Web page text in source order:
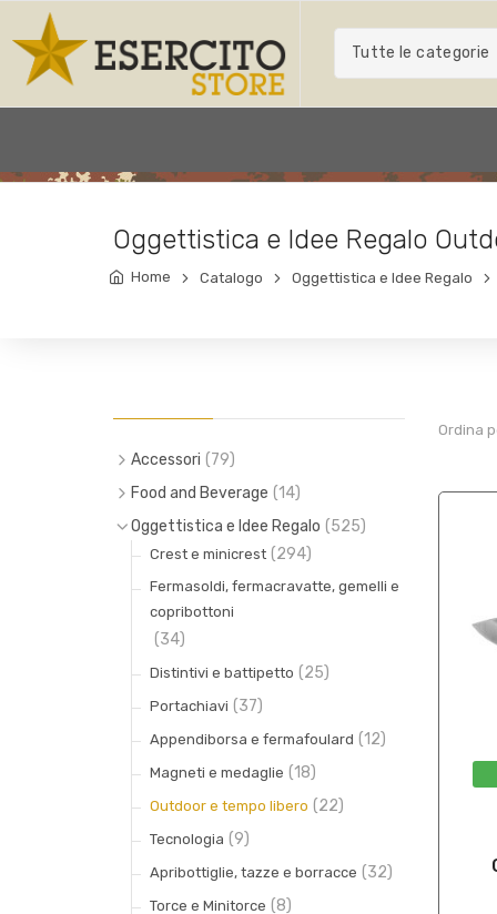
Tutte le categorie
Oggettistica e Idee Regalo
Home Catalogo Oggettistica e Idee Regalo
Accessori (79)
Piccola pelletteria (6)
Zaini e shopper (30)
Valigeria, borse e borsoni
Borse portadocumenti (5)
Portapenne e portamonete
Trousse e necessaire
Food and Beverage (14)
Cioccolato (9)
Biscotti (0)
Panettoni e colombe (0)
Liquori (2)
Oggettistica e Idee Regalo (525)
Crest e minicrest (294)
Fermasoldi, fermacravatte, gemelli e
copribottoni
(34)
Distintivi e battipetto (25)
Portachiavi (37)
Appendiborsa e fermafoulard (12)
Magneti e medaglie (18)
Outdoor e tempo libero (22)
Tecnologia (9)
Apribottiglie, tazze e borracce (32)
Torce e Minitorce (8)
Ordina